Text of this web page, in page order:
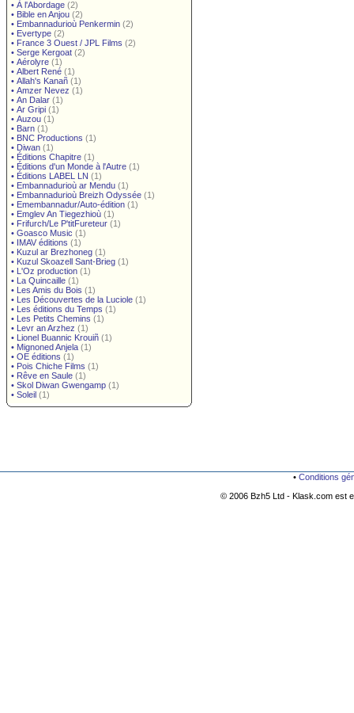
• À l'Abordage (2)
• Bible en Anjou (2)
• Embannadurioù Penkermin (2)
• Evertype (2)
• France 3 Ouest / JPL Films (2)
• Serge Kergoat (2)
• Aérolyre (1)
• Albert René (1)
• Allah's Kanañ (1)
• Amzer Nevez (1)
• An Dalar (1)
• Ar Gripi (1)
• Auzou (1)
• Barn (1)
• BNC Productions (1)
• Diwan (1)
• Éditions Chapitre (1)
• Éditions d'un Monde à l'Autre (1)
• Éditions LABEL LN (1)
• Embannadurioù ar Mendu (1)
• Embannadurioù Breizh Odyssée (1)
• Emembannadur/Auto-édition (1)
• Emglev An Tiegezhioù (1)
• Frifurch/Le P'titFureteur (1)
• Goasco Music (1)
• IMAV éditions (1)
• Kuzul ar Brezhoneg (1)
• Kuzul Skoazell Sant-Brieg (1)
• L'Oz production (1)
• La Quincaille (1)
• Les Amis du Bois (1)
• Les Découvertes de la Luciole (1)
• Les éditions du Temps (1)
• Les Petits Chemins (1)
• Levr an Arzhez (1)
• Lionel Buannic Krouiñ (1)
• Mignoned Anjela (1)
• OE éditions (1)
• Pois Chiche Films (1)
• Rêve en Saule (1)
• Skol Diwan Gwengamp (1)
• Soleil (1)
• Conditions
© 2006 Bzh5 Ltd - Klask.com est